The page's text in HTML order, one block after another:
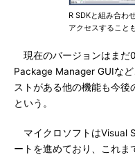
R SDKと組み合わ
アクセスすること
現在のバージョンはまだ
Package Manager GUIな
ストがある他の機能も今
という。
マイクロソフトはVisual
ートを進めており、これ